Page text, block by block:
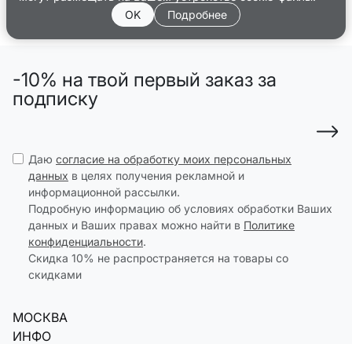
OK
Подробнее
-10% на твой первый заказ за
подписку
Даю согласие на обработку моих персональных
данных в целях получения рекламной и
информационной рассылки.
Подробную информацию об условиях обработки Ваших
данных и Ваших правах можно найти в Политике
конфиденциальности.
Скидка 10% не распространяется на товары со
скидками
МОСКВА
ИНФО